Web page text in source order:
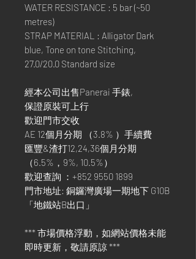
WATER RESISTANCE : 5 bar (~50
metres)
STRAP MATERIAL : Alligator Dark
blue, Tone on tone Stitching,
27.0/20.0 Standard size
經本公司出售Panerai 手錶,
保證原裝可上行
歡迎門市交收
AE 12個月分期 （3.8% ）手續費
匯豐&渣打12,24,36個月分期
（6.5%，9%, 10.5%）
歡迎查詢 ：+852 9550 1899
門市地址: 銅鑼灣廣場一期地下 G10B
「地鐵站B出口」
*** 市場價格浮動，如網站價格未能
即時更新，敬請原諒 ***